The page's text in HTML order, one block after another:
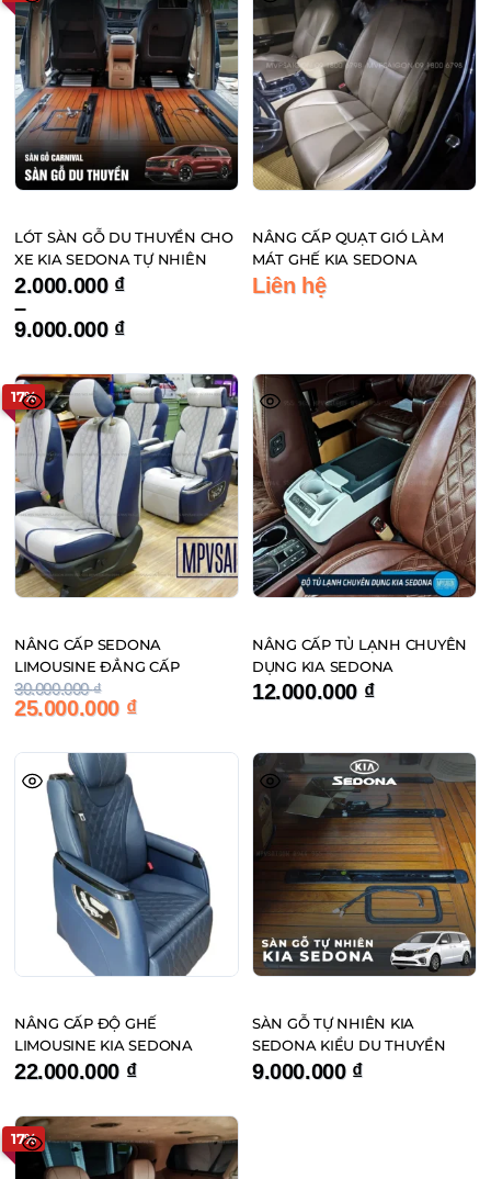
LÓT SÀN GỖ DU THUYỀN CHO
XE KIA SEDONA TỰ NHIÊN
2.000.000 ₫
–
9.000.000 ₫
Khoảng
giá:
từ
đến
9.000.000 ₫
Sản
này
có
nhiều
biến
thể.
Các
tùy
chọn
có
được
chọn
trên
sản
phẩm
NÂNG CẤP QUẠT GIÓ LÀM
MÁT GHẾ KIA SEDONA
Liên hệ
17%
NÂNG CẤP SEDONA
LIMOUSINE ĐẲNG CẤP
30.000.000₫
Giá
gốc
30.000.000 ₫.
25.000.000 ₫
Giá
hiện
là:
25.000.000 ₫.
NÂNG CẤP TỦ LẠNH CHUYÊN
DỤNG KIA SEDONA
12.000.000 ₫
Sản
này
có
nhiều
biến
Các
tùy
chọn
có
được
chọn
NÂNG CẤP ĐỘ GHẾ
LIMOUSINE KIA SEDONA
22.000.000 ₫
SÀN GỖ TỰ NHIÊN KIA
SEDONA KIỂU DU THUYỀN
9.000.000 ₫
17%